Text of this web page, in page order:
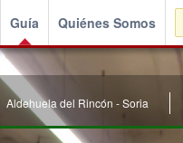
Guía Quiénes Somos
Aldehuela del Rincón - Soria